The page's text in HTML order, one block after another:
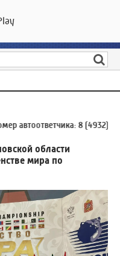
«Ивтелерадио»
автоответчика:8 (4932)
области
мира по